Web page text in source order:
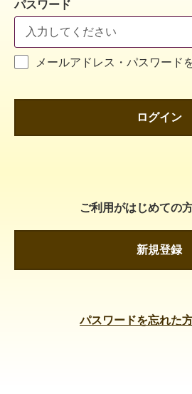
パスワード
メールアドレス・パスワード
ログイン
ご利用がはじめての
新規登録
パスワードを忘れた